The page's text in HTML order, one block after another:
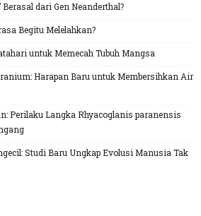
dari Gen Neanderthal?
Begitu Melelahkan?
untuk Memecah Tubuh Mangsa
Harapan Baru untuk Membersihkan Air
Perilaku Langka Rhyacoglanis paranensis
Studi Baru Ungkap Evolusi Manusia Tak